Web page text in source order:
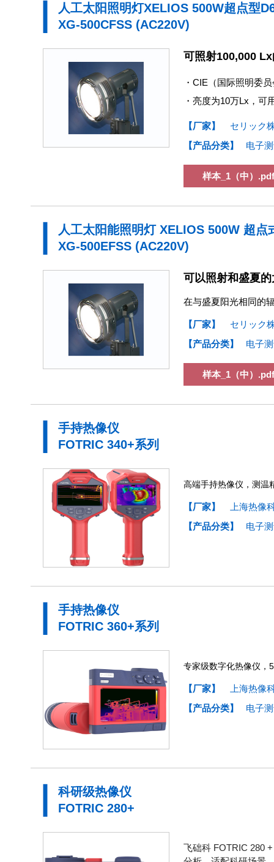
人工太阳照明灯XELIOS 500W超点型
XG-500CFSS (AC220V)
可照射100,000
・CIE（国际照明委
・亮度为10万Lx，
【厂家】
セリック
【产品分类】
电子
样本_1（中）.pdf
人工太阳能照明灯 XELIOS 500W 超
XG-500EFSS (AC220V)
可以照射和盛夏
在与盛夏阳光相同的
【厂家】
セリック
【产品分类】
电子
样本_1（中）.pdf
手持热像仪
FOTRIC 340+系列
高端手持热像仪，测
【厂家】
上海热像
【产品分类】
电子
手持热像仪
FOTRIC 360+系列
专家级数字化热像仪，
【厂家】
上海热像
【产品分类】
电子
科研级热像仪
FOTRIC 280+
飞础科 FOTRIC 280